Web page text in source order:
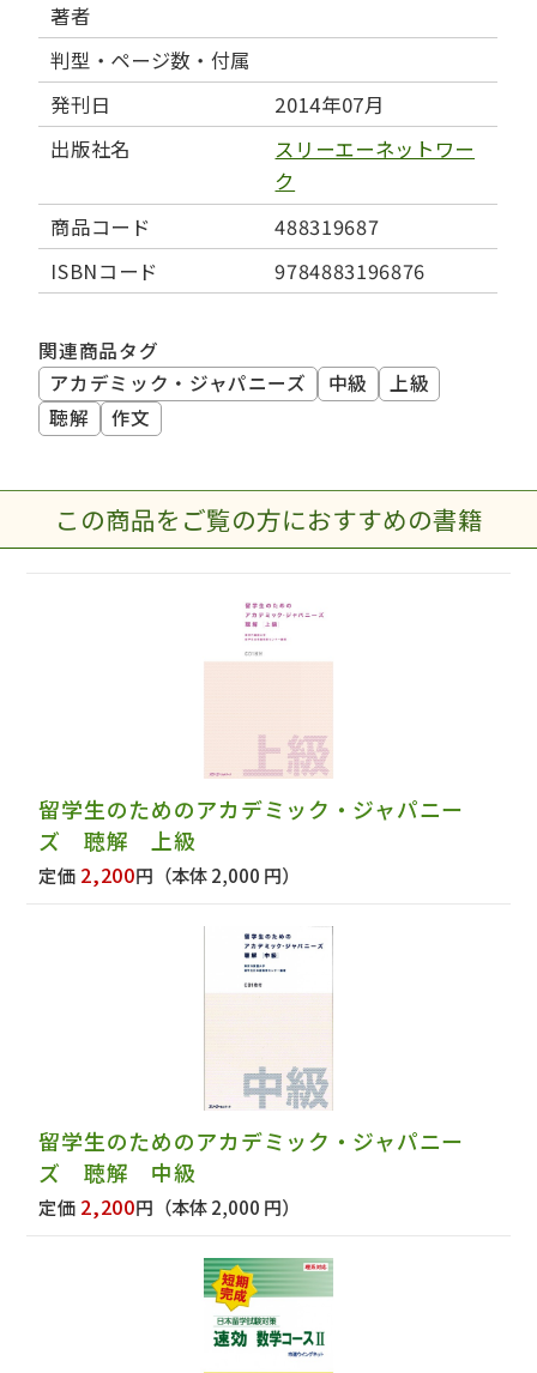
著者
判型・ページ数・付属
発刊日
2014年07月
出版社名
スリーエーネットワー
ク
商品コード
488319687
ISBNコード
9784883196876
関連商品タグ
アカデミック・ジャパニーズ
中級
上級
聴解
作文
この商品をご覧の方におすすめの書籍
留学生のためのアカデミック・ジャパニー
ズ 聴解 上級
定価 2,200円 （本体 2,000 円）
留学生のためのアカデミック・ジャパニー
ズ 聴解 中級
定価 2,200円 （本体 2,000 円）